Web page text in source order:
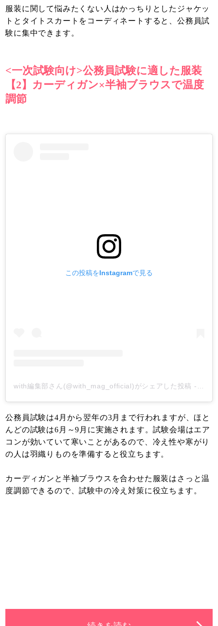
服装に関して悩みたくない人はかっちりとしたジャケッ
トとタイトスカートをコーディネートすると、公務員試
験に集中できます。
<一次試験向け>公務員試験に適した服装
【2】カーディガン×半袖ブラウスで温度
調節
この投稿をInstagramで見る
with編集部さん(@with_mag_official)がシェアした投稿 - 2019
公務員試験は4月から翌年の3月まで行われますが、ほと
んどの試験は6月～9月に実施されます。試験会場はエア
コンが効いていて寒いことがあるので、冷え性や寒がり
の人は羽織りものを準備すると役立ちます。
カーディガンと半袖ブラウスを合わせた服装はさっと温
度調節できるので、試験中の冷え対策に役立ちます。